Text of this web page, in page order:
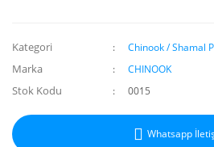
Kategori Chinook / Shamal
Marka CHINOOK
Stok Kodu 0015
Whatsapp